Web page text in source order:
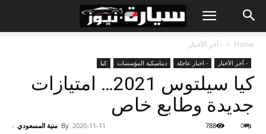
Home - آخر الأخبار
- آخر الأخبار - اخبار عاجلة ديناميكية المؤسسات كيا
كيا سيلتوس 2021… امتيازات
جديدة وطابع خاص
By منية المسعودي - 2020-11-11 0
788